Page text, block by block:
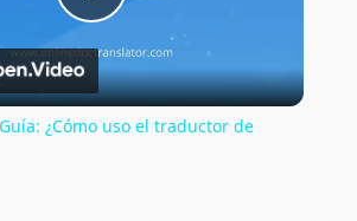
Play
Video
¿Cómo uso el traductor de